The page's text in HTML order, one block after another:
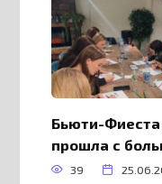
Бьюти-
прошла с
39